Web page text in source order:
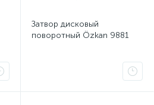
Затвор дисковый
поворотный Özkan 9881